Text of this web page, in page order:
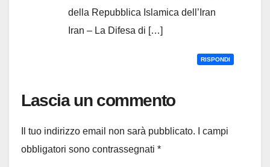
della Repubblica Islamica dell’Iran
Iran – La Difesa di […]
RISPONDI
Lascia un commento
Il tuo indirizzo email non sarà pubblicato.
I campi
obbligatori sono contrassegnati *